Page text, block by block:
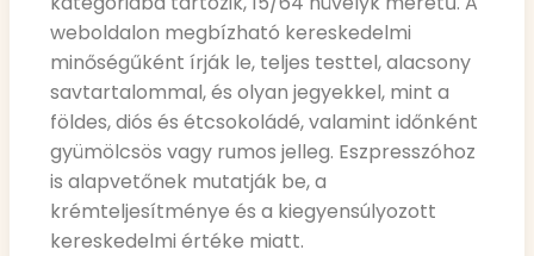
weboldalon megbízható kereskedelmi
minőségűként írják le, teljes testtel, alacsony
savtartalommal, és olyan jegyekkel, mint a
földes, diós és étcsokoládé, valamint időnként
gyümölcsös vagy rumos jelleg. Eszpresszóhoz
is alapvetőnek mutatják be, a
krémteljesítménye és a kiegyensúlyozott
kereskedelmi értéke miatt.